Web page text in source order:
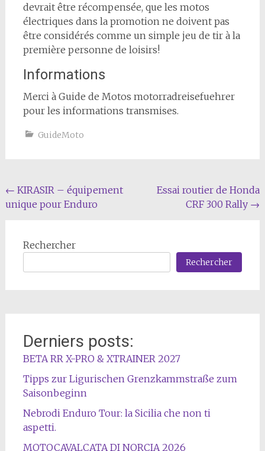
devrait être récompensée, que les motos
électriques dans la promotion ne doivent pas
être considérés comme un simple jeu de tir à la
première personne de loisirs!
Informations
Merci à Guide de Motos motorradreisefuehrer
pour les informations transmises.
GuideMoto
Navigation
de
← KIRASIR – équipement
unique pour Enduro
Essai routier de Honda
CRF 300 Rally →
Rechercher
Rechercher
Derniers posts:
BETA RR X-PRO & XTRAINER 2027
Tipps zur Ligurischen Grenzkammstraße zum
Saisonbeginn
Nebrodi Enduro Tour: la Sicilia che non ti
aspetti.
MOTOCAVALCATA DI NORCIA 2026